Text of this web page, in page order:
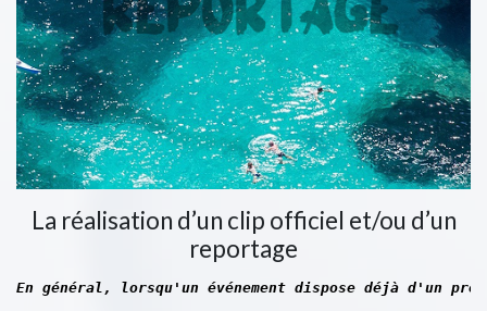
La réalisation d’un clip officiel et/ou d’un
reportage